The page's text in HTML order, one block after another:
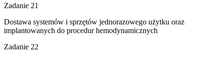
Zadanie 21
Dostawa systemów i sprzętów jednorazowego użytku oraz
implantowanych do procedur hemodynamicznych
Zadanie 22